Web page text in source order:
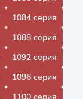
1084 серия
1088 серия
1092 серия
1096 серия